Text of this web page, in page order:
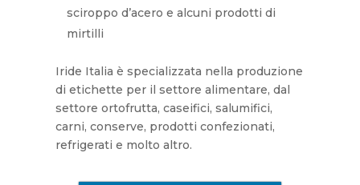
sciroppo d’acero e alcuni prodotti di
mirtilli
Iride Italia è specializzata nella produzione
di etichette per il settore alimentare, dal
settore ortofrutta, caseifici, salumifici,
carni, conserve, prodotti confezionati,
refrigerati e molto altro.